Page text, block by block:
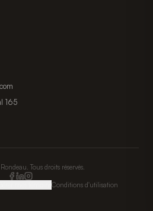
165
Tous droits réservés.
Conditions d'utilisation